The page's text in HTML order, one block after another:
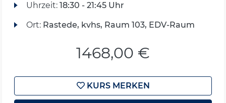
Uhrzeit: 18:30 - 21:45 Uhr
Ort: Rastede, kvhs, Raum 103, EDV-Raum
1468,00 €
KURS MERKEN